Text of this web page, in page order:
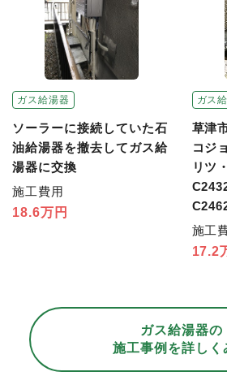
ガス給湯器
ソーラーに接続していた石
油給湯器を撤去してガス給
湯器に交換
施工費用
18.6万円
ガス
草津
コジ
リツ
施工
17.2
ガス給湯器の
施工事例を詳しく